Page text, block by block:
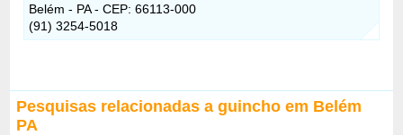
Belém - PA - CEP: 66113-000
(91) 3254-5018
Pesquisas relacionadas a guincho em Belém
PA